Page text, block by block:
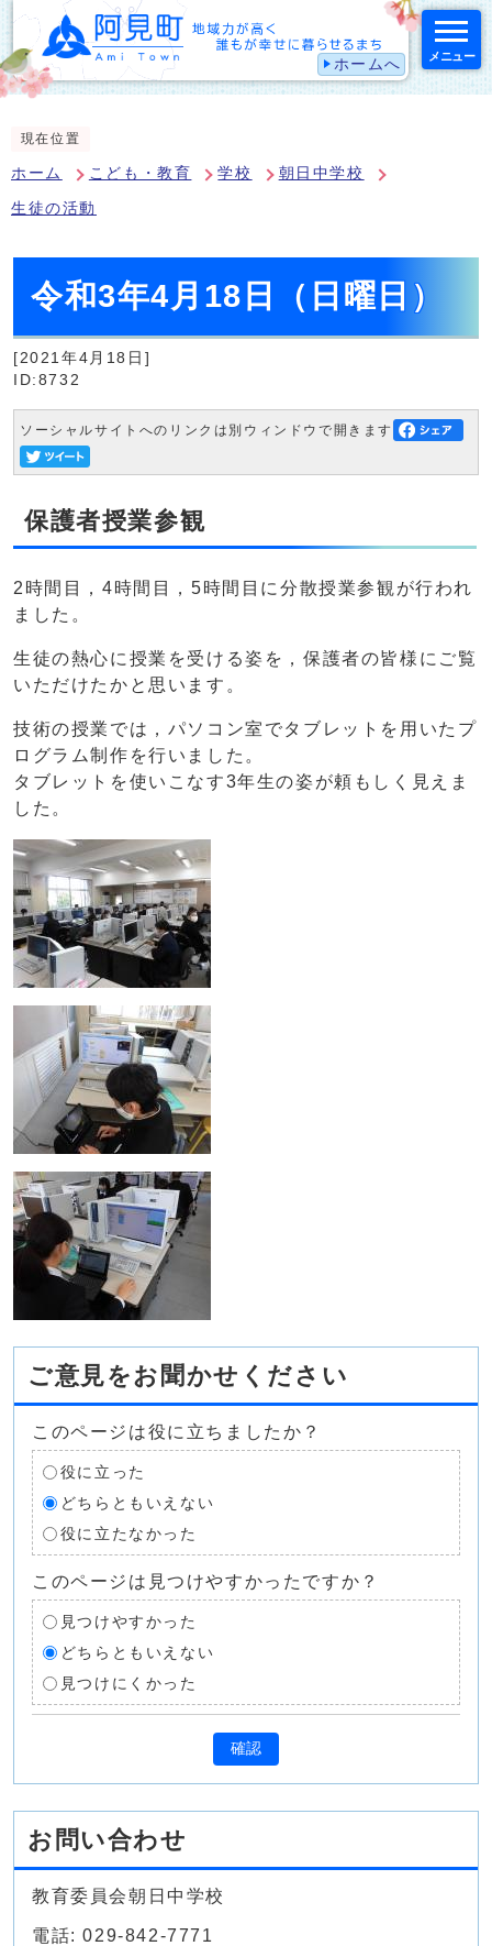
ホームへ メニュー
現在位置
ホーム こども・教育 学校 朝日中学校
生徒の活動
令和3年4月18日（日曜日）
[2021年4月18日]
ID:8732
ソーシャルサイトへのリンクは別ウィンドウで開きます
保護者授業参観
2時間目，4時間目，5時間目に分散授業参観が行われ
ました。
生徒の熱心に授業を受ける姿を，保護者の皆様にご覧
いただけたかと思います。
技術の授業では，パソコン室でタブレットを用いたプ
ログラム制作を行いました。
タブレットを使いこなす3年生の姿が頼もしく見えま
した。
ご意見をお聞かせください
このページは役に立ちましたか？
役に立った
どちらともいえない
役に立たなかった
このページは見つけやすかったですか？
見つけやすかった
どちらともいえない
見つけにくかった
確認
お問い合わせ
教育委員会朝日中学校
電話: 029-842-7771